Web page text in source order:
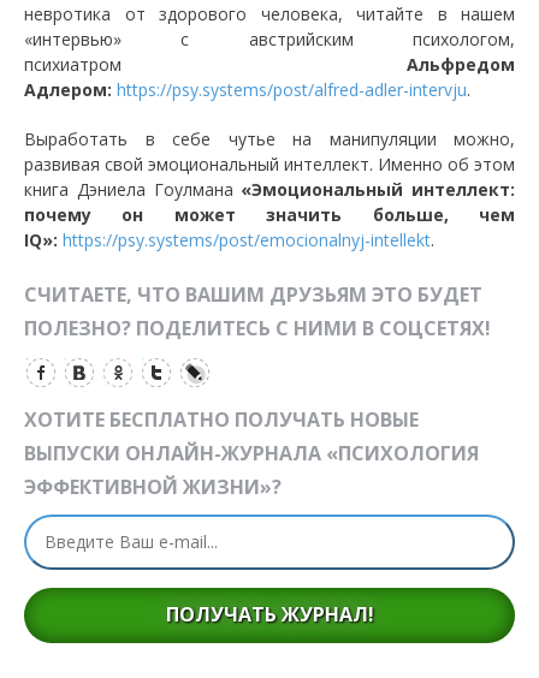
невротика от здорового человека, читайте в нашем
«интервью» с австрийским психологом,
психиатром Альфредом
Адлером: https://psy.systems/post/alfred-adler-intervju.
Выработать в себе чутье на манипуляции можно,
развивая свой эмоциональный интеллект. Именно об этом
книга Дэниела Гоулмана «Эмоциональный интеллект:
почему он может значить больше, чем
IQ»: https://psy.systems/post/emocionalnyj-intellekt.
СЧИТАЕТЕ, ЧТО ВАШИМ ДРУЗЬЯМ ЭТО БУДЕТ
ПОЛЕЗНО? ПОДЕЛИТЕСЬ С НИМИ В СОЦСЕТЯХ!
ХОТИТЕ БЕСПЛАТНО ПОЛУЧАТЬ НОВЫЕ
ВЫПУСКИ ОНЛАЙН-ЖУРНАЛА «ПСИХОЛОГИЯ
ЭФФЕКТИВНОЙ ЖИЗНИ»?
ПОЛУЧАТЬ ЖУРНАЛ!